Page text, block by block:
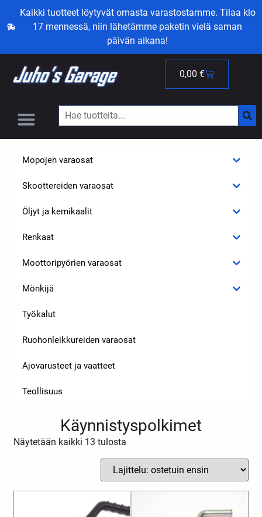
Kaikki tuotteet löytyvät omasta varastostamme. Tilaa klo
17 mennessä, niin lähetämme paketin vielä saman
päivän aikana!
0,00 €
Mopojen varaosat
Skoottereiden varaosat
Öljyt ja kemikaalit
Renkaat
Moottoripyörien varaosat
Mönkijä
Työkalut
Ruohonleikkureiden varaosat
Ajovarusteet ja vaatteet
Teollisuus
Käynnistyspolkimet
Näytetään kaikki 13 tulosta